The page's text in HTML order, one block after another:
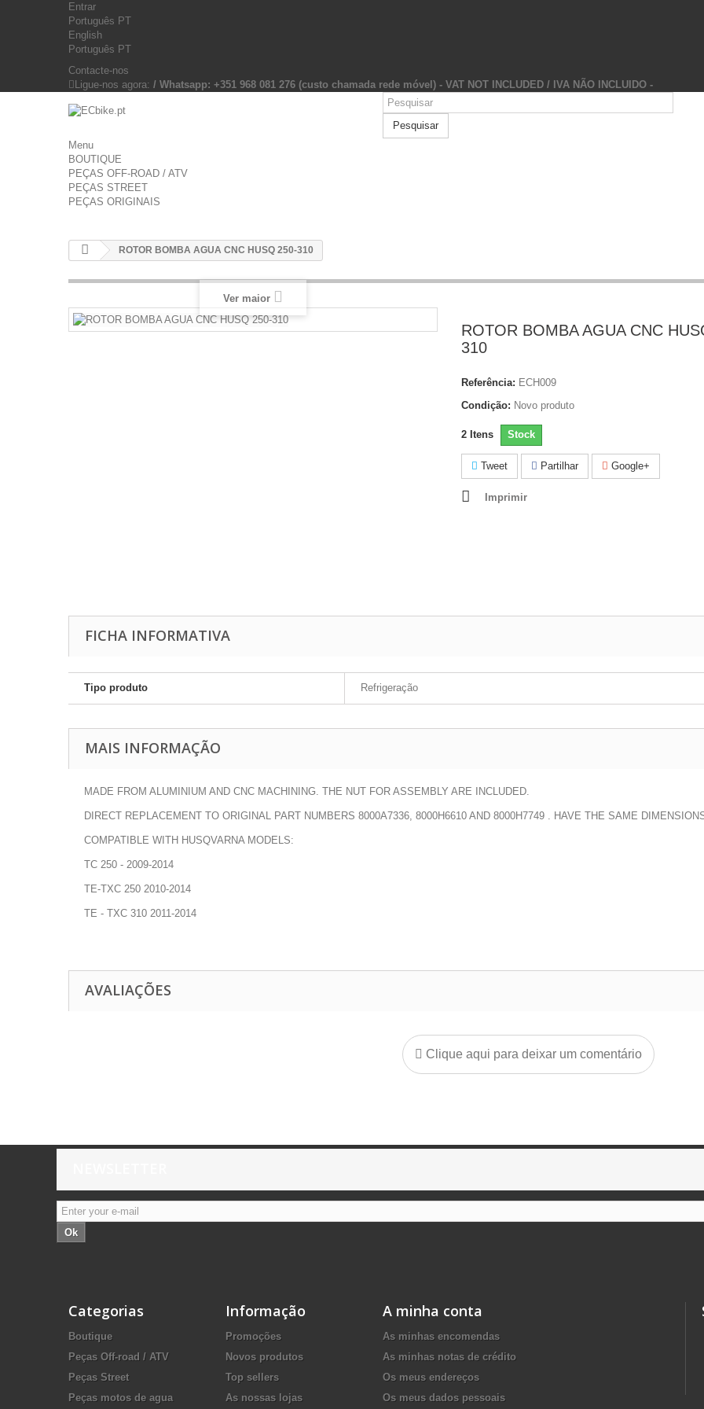
Entrar
Português PT
English
Português PT
Contacte-nos
Ligue-nos agora: / Whatsapp: +351 968 081 276 (custo chamada rede móvel) - VAT NOT INCLUDED / IVA NÃO INCLUIDO -
Pesquisar
Menu
BOUTIQUE
PEÇAS OFF-ROAD / ATV
PEÇAS STREET
PEÇAS ORIGINAIS
ROTOR BOMBA AGUA CNC HUSQ 250-310
Ver maior
ROTOR BOMBA AGUA CNC
310
Referência: ECH009
Condição: Novo produto
2 Itens Stock
Tweet Partilhar Google+
Imprimir
FICHA INFORMATIVA
Tipo produto Refrigeração
MAIS INFORMAÇÃO
MADE FROM ALUMINIUM AND CNC MACHINING. THE NUT FOR ASSEMBLY ARE INCLUDED.
DIRECT REPLACEMENT TO ORIGINAL PART NUMBERS 8000A7336, 8000H6610 AND 8000H7749 . HAVE THE SAME
COMPATIBLE WITH HUSQVARNA MODELS:
TC 250 - 2009-2014
TE-TXC 250 2010-2014
TE - TXC 310 2011-2014
AVALIAÇÕES
Clique aqui para deixar um comentário
Ok
Categorias
Boutique
Peças Off-road / ATV
Peças Street
Peças motos de agua
Informação
Promoções
Novos produtos
Top sellers
As nossas lojas
A minha conta
As minhas encomendas
As minhas notas de crédito
Os meus endereços
Os meus dados pessoais